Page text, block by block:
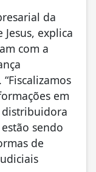
da
explica
com a
em
sendo
de